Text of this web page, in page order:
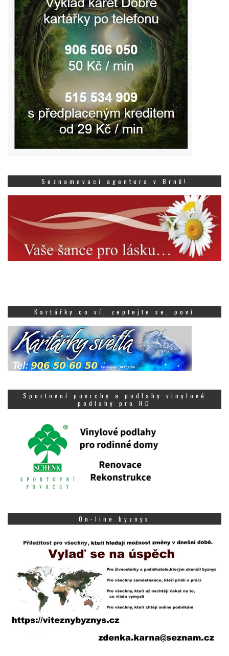
Seznamovací agentura v Brně!
Kartářky co ví, zeptejte se, poví
Sportovní povrchy a podlahy vinylové
podlahy pro RD
On-line byznys